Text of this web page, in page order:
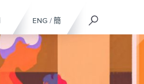
ENG / 簡